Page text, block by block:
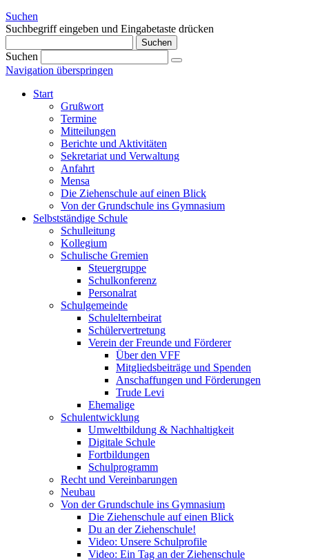
Suchen
Suchbegriff eingeben und Eingabetaste drücken
Suchen
Suchen
Navigation überspringen
Start
Grußwort
Termine
Mitteilungen
Berichte und Aktivitäten
Sekretariat und Verwaltung
Anfahrt
Mensa
Die Ziehenschule auf einen Blick
Von der Grundschule ins Gymnasium
Selbstständige Schule
Schulleitung
Kollegium
Schulische Gremien
Steuergruppe
Schulkonferenz
Personalrat
Schulgemeinde
Schulelternbeirat
Schülervertretung
Verein der Freunde und Förderer
Über den VFF
Mitgliedsbeiträge und Spenden
Anschaffungen und Förderungen
Trude Levi
Ehemalige
Schulentwicklung
Umweltbildung & Nachhaltigkeit
Digitale Schule
Fortbildungen
Schulprogramm
Recht und Vereinbarungen
Neubau
Von der Grundschule ins Gymnasium
Die Ziehenschule auf einen Blick
Du an der Ziehenschule!
Video: Unsere Schulprofile
Video: Ein Tag an der Ziehenschule